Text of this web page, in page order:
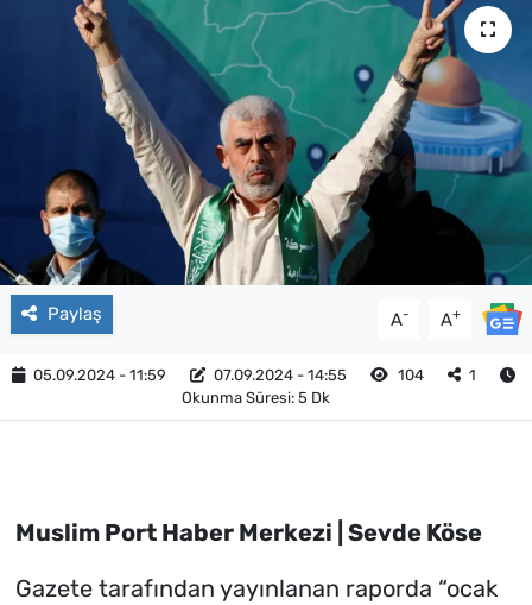
Paylaş A- A+
05.09.2024 - 11:59 07.09.2024 - 14:55 104
1
Okunma Süresi: 5 Dk
Muslim Port Haber Merkezi | Sevde Köse
Gazete tarafından yayınlanan raporda “ocak